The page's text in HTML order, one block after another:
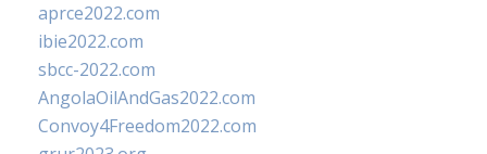
aprce2022.com
ibie2022.com
sbcc-2022.com
AngolaOilAndGas2022.com
Convoy4Freedom2022.com